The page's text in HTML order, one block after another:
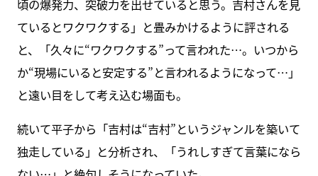
頃の爆発力、突破力を出せていると思う。吉村さんを見
ているとワクワクする」と畳みかけるように評される
と、「久々に“ワクワクする”って言われた…。いつから
か“現場にいると安定する”と言われるようになって…」
と遠い目をして考え込む場面も。
続いて平子から「吉村は“吉村”というジャンルを築いて
独走している」と分析され、「うれしすぎて言葉になら